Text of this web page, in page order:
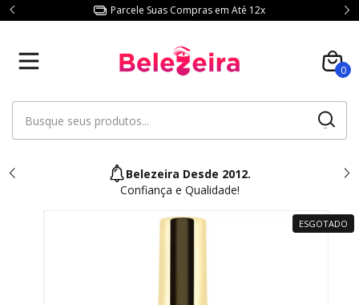
Parcele Suas Compras em Até 12x
0
Belezeira Desde 2012.
Confiança e Qualidade!
ESGOTADO